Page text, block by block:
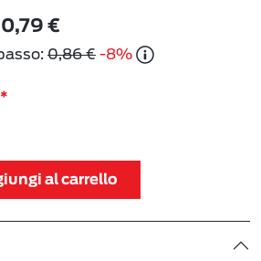
0,79 €
0,86 € -8%
al carrello